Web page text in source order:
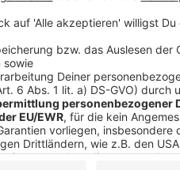
mittendrin drei
sind.
©Copyright: Netflix
Varus will Rache.
Anzeige